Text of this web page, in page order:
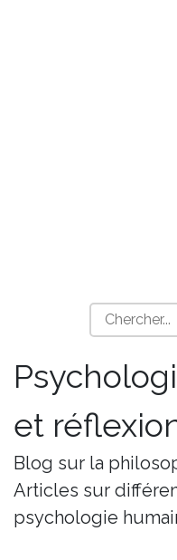
et
Blog sur la
Articles sur
psychologie